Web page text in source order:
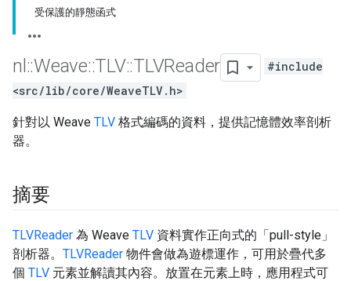
受保護的靜態函式
nl ::Weave::TLV::TLVReader
#include
<src/lib/core/WeaveTLV.h>
針對以 Weave TLV 格式編碼的資料，提供記憶體效率剖析
器。
摘要
TLVReader 為 Weave TLV 資料實作正向式的「pull-style」
剖析器。 TLVReader 物件會做為遊標運作，可用於疊代多
個 TLV 元素並解讀其內容。放置在元素上時，應用程式可